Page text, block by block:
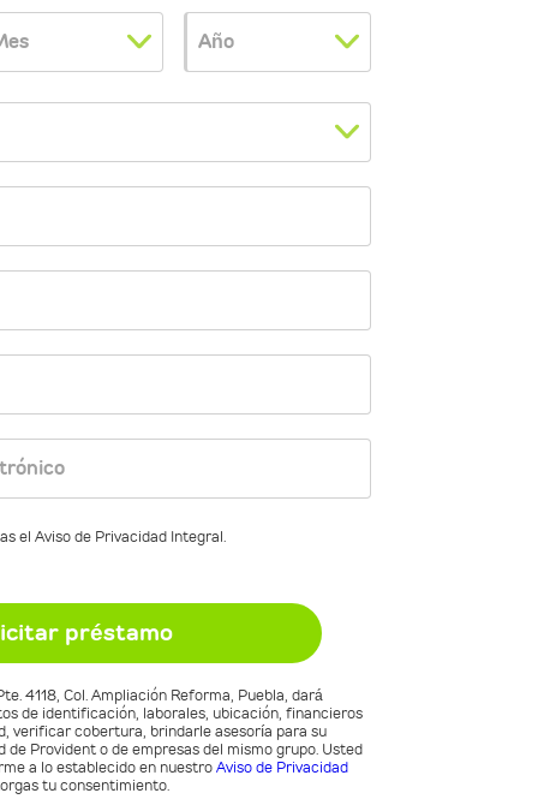
Año
el Aviso de Privacidad Integral.
4118, Col. Ampliación Reforma, Puebla, dará
de identificación, laborales, ubicación, financieros
verificar cobertura, brindarle asesoría para su
Provident o de empresas del mismo grupo. Usted
a lo establecido en nuestroAviso de Privacidad
tu consentimiento.